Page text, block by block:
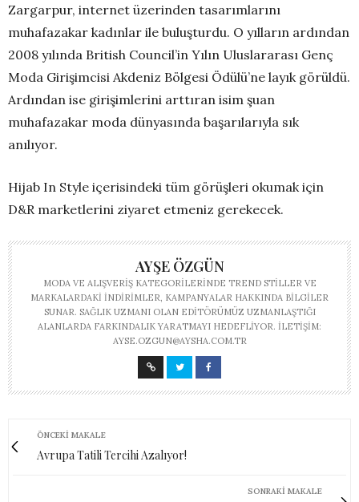
Zargarpur, internet üzerinden tasarımlarını
muhafazakar kadınlar ile buluşturdu. O yılların ardından
2008 yılında British Council’in Yılın Uluslararası Genç
Moda Girişimcisi Akdeniz Bölgesi Ödülü’ne layık görüldü.
Ardından ise girişimlerini arttıran isim şuan
muhafazakar moda dünyasında başarılarıyla sık
anılıyor.
Hijab In Style içerisindeki tüm görüşleri okumak için
D&R marketlerini ziyaret etmeniz gerekecek.
AYŞE ÖZGÜN
MODA VE ALIŞVERIŞ KATEGORILERINDE TREND STILLER VE
MARKALARDAKI INDIRIMLER, KAMPANYALAR HAKKINDA BILGILER
SUNAR. SAĞLIK UZMANI OLAN EDITÖRÜMÜZ UZMANLAŞTIĞI
ALANLARDA FARKINDALIK YARATMAYI HEDEFLIYOR. İLETIŞIM:
AYSE.OZGUN@AYSHA.COM.TR
ÖNCEKI MAKALE
Avrupa Tatili Tercihi Azalıyor!
SONRAKI MAKALE